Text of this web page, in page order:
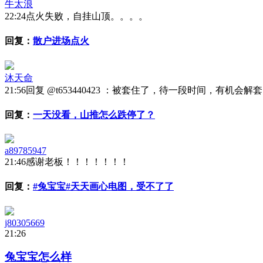
牛太浪
22:24点火失败，自挂山顶。。。。
回复： 散户进场点火
沐天命
21:56回复 @t653440423 ：被套住了，待一段时间，有机会解
回复： 一天没看，山推怎么跌停了？
a89785947
21:46感谢老板！！！！！！！
回复： #兔宝宝#天天画心电图，受不了了
j80305669
21:26
兔宝宝怎么样